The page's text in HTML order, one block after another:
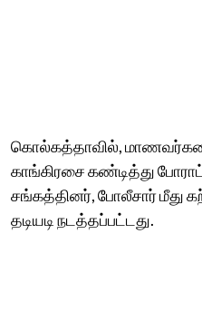
கொல்கத்தாவில்,
காங்கிரசை கண்டித்து
சங்கத்தினர், போலீசார் மீது
தடியடி நடத்தப்பட்டது.